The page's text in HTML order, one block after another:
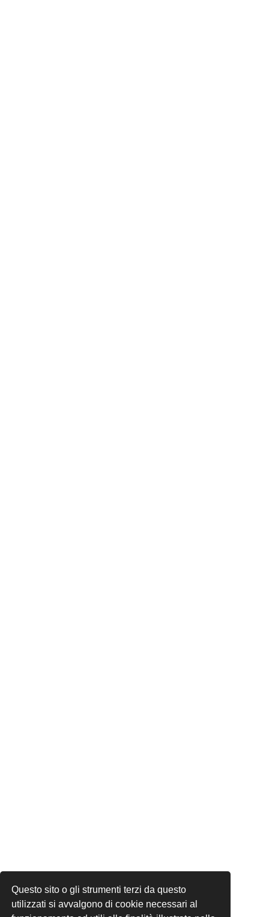
Questo sito o gli strumenti terzi da questo
utilizzati si avvalgono di cookie necessari al